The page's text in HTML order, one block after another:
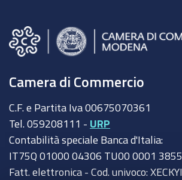
Camera di Commercio
C.F. e Partita Iva 00675070361
Tel. 059208111 - URP
Contabilità speciale Banca d'Italia:
IT75Q 01000 04306 TU00 0001 3855
Fatt. elettronica - Cod. univoco: XECKYI